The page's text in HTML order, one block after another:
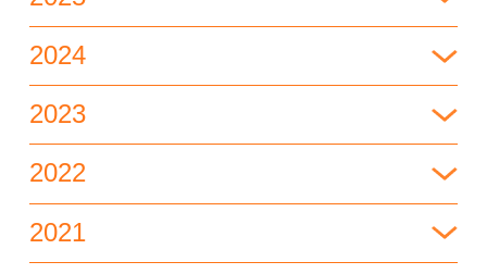
2024
2023
2022
2021